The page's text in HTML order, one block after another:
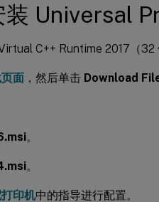
Universal
C++ Runtime 2017（32
面 ，然后单击 Download
。
。
印机中的指导进行配置。